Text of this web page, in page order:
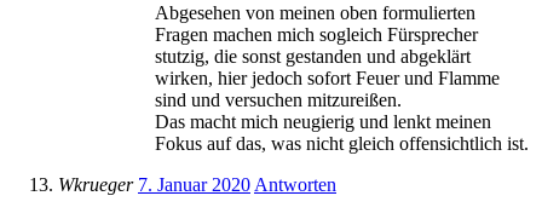
Abgesehen von meinen oben formulierten
Fragen machen mich sogleich Fürsprecher
stutzig, die sonst gestanden und abgeklärt
wirken, hier jedoch sofort Feuer und Flamme
sind und versuchen mitzureißen.
Das macht mich neugierig und lenkt meinen
Fokus auf das, was nicht gleich offensichtlich ist.
Wkrueger 7. Januar 2020 Antworten